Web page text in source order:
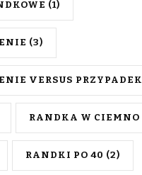
(1)
(3)
VERSUS PRZYPADEK
RANDKA W CIEMNO
RANDKI PO 40 (2)